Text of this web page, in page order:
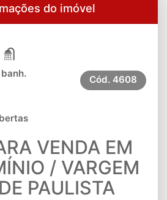
do imóvel
banh.
Cód. 4608
VENDA EM
/ VARGEM
PAULISTA